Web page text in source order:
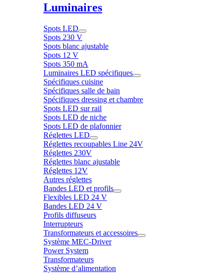
Luminaires
Spots LED
Spots 230 V
Spots blanc ajustable
Spots 12 V
Spots 350 mA
Luminaires LED spécifiques
Spécifiques cuisine
Spécifiques salle de bain
Spécifiques dressing et chambre
Spots LED sur rail
Spots LED de niche
Spots LED de plafonnier
Réglettes LED
Réglettes recoupables Line 24V
Réglettes 230V
Réglettes blanc ajustable
Réglettes 12V
Autres réglettes
Bandes LED et profils
Flexibles LED 24 V
Bandes LED 24 V
Profils diffuseurs
Interrupteurs
Transformateurs et accessoires
Système MEC-Driver
Power System
Transformateurs
Système d’alimentation